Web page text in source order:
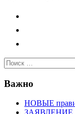
Поиск
Важно
НОВЫЕ